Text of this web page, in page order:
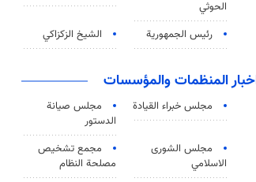
الحوثي
رئيس الجمهورية الشيخ الزكزاكي
المنظمات والمؤسسات
مجلس خبراء القيادة
مجلس صيانة
الدستور
مجلس الشورى
الاسلامي
مجمع تشخيص
مصلحة النظام